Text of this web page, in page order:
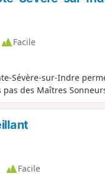
Facile
Sévère-sur-Indre
des Maîtres
Facile